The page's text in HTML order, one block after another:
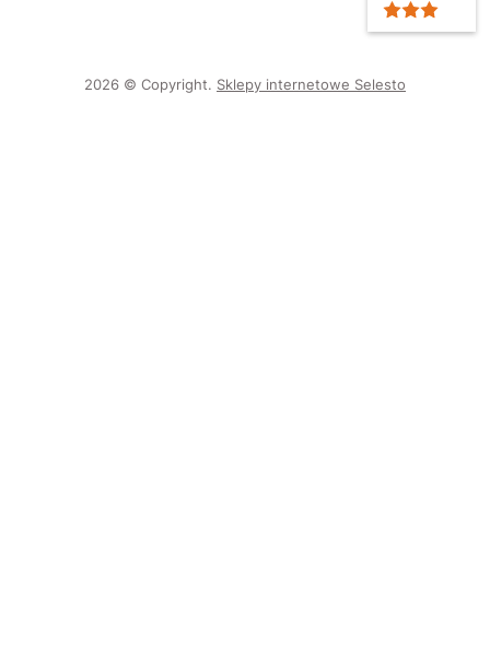
2026 © Copyright. Sklepy internetowe Selesto